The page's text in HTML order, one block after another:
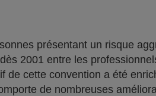
présentant un risque
2001 entre les
cette convention a été
de nombreuses